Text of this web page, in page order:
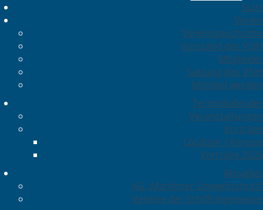
Start
Verein
Vereinsgeschichte
Vorstand des VSIH
Mitglieder
Satzung des VSIH
Mitglied werden
Terminkalender
Veranstaltungen
Vorträge
Location / Anreise
Vorträge 2026
Aktuelles
AG „Maritimer Umweltschutz“
Vereine der Schiffsingenieure